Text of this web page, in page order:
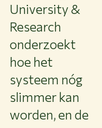
University &
Research
onderzoekt
hoe het
systeem nóg
slimmer kan
worden, en de